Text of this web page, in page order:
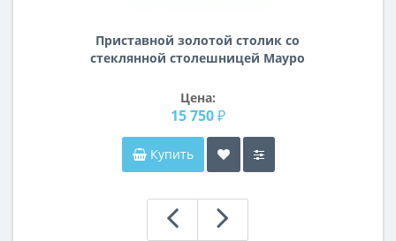
Приставной золотой столик со
стеклянной столешницей Мауро
Цена:
15 750 ₽
Купить